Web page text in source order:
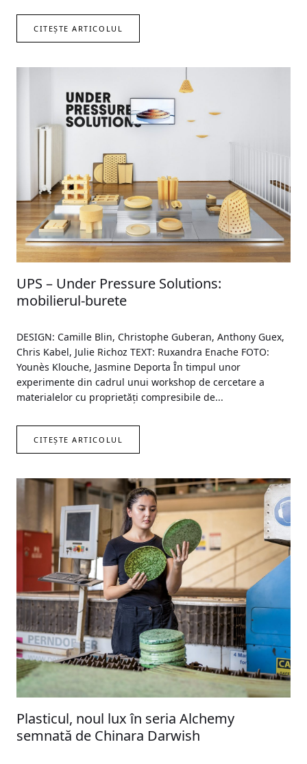
CITEȘTE ARTICOLUL
UPS – Under Pressure Solutions:
mobilierul-burete
DESIGN: Camille Blin, Christophe Guberan, Anthony Guex,
Chris Kabel, Julie Richoz TEXT: Ruxandra Enache FOTO:
Younès Klouche, Jasmine Deporta În timpul unor
experimente din cadrul unui workshop de cercetare a
materialelor cu proprietăți compresibile de...
CITEȘTE ARTICOLUL
Plasticul, noul lux în seria Alchemy
semnată de Chinara Darwish